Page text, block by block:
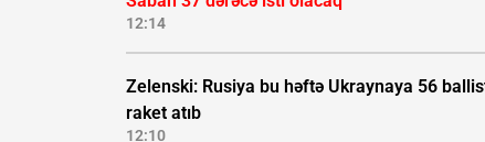
12:14
Zelenski: Rusiya bu həftə Ukraynaya 56
raket atıb
12:10